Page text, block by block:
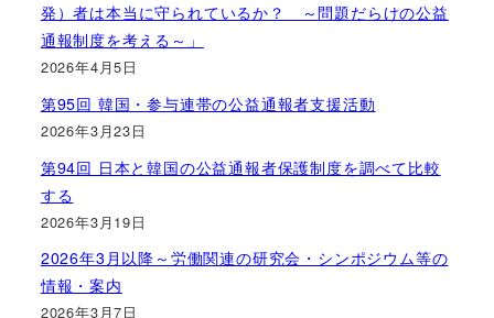
発）者は本当に守られているか？ ～問題だらけの公益
通報制度を考える～」
2026年4月5日
第95回 韓国・参与連帯の公益通報者支援活動
2026年3月23日
第94回 日本と韓国の公益通報者保護制度を調べて比較
する
2026年3月19日
2026年3月以降～労働関連の研究会・シンポジウム等の
情報・案内
2026年3月7日